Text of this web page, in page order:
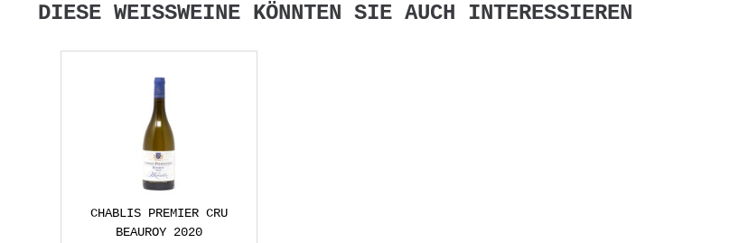
DIESE WEISSWEINE KÖNNTEN SIE AUCH INTERESSIEREN
CHABLIS PREMIER CRU
BEAUROY 2020